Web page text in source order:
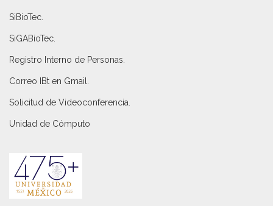
SiBioTec
SiGABioTec.
Registro Interno de Personas
Correo IBt en Gmail
Solicitud de Videoconferencia.
Unidad de Cómputo